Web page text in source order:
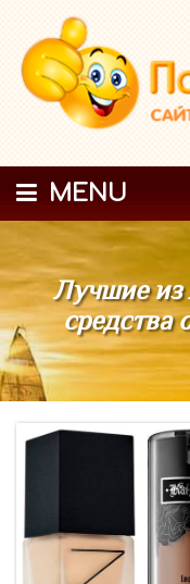
MENU
Лучшие из
средства